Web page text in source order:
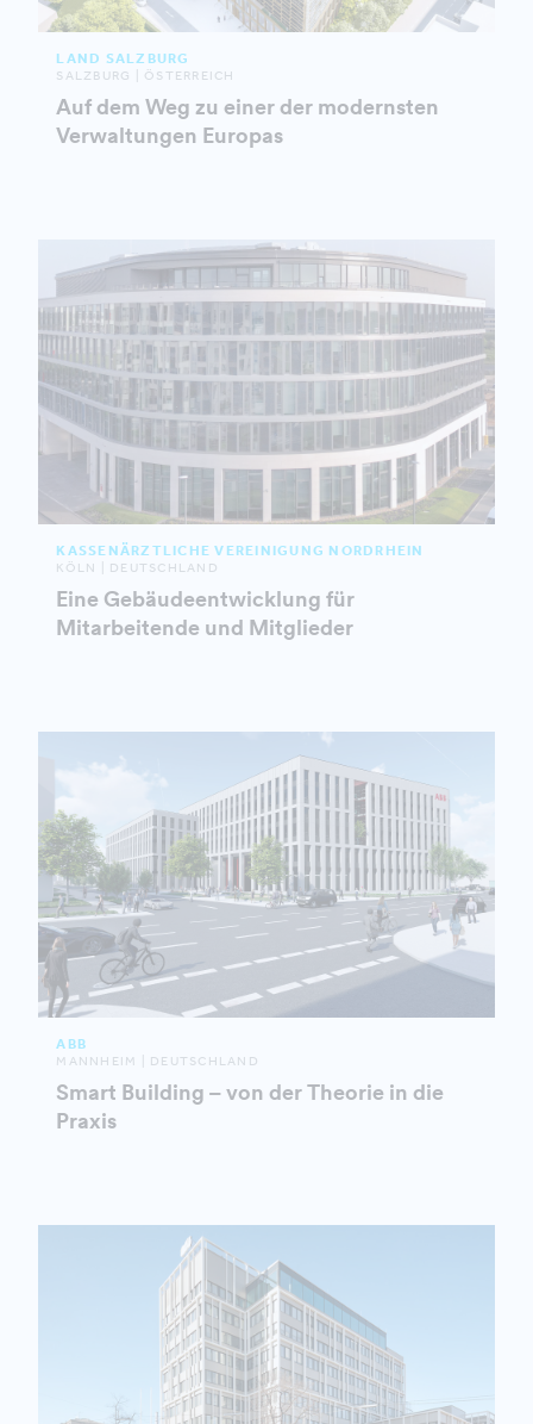
LAND SALZBURG
SALZBURG | ÖSTERREICH
Auf dem Weg zu einer der modernsten
Verwaltungen Europas
KASSENÄRZTLICHE VEREINIGUNG NORDRHEIN
KÖLN | DEUTSCHLAND
Eine Gebäudeentwicklung für
Mitarbeitende und Mitglieder
ABB
MANNHEIM | DEUTSCHLAND
Smart Building – von der Theorie in die
Praxis